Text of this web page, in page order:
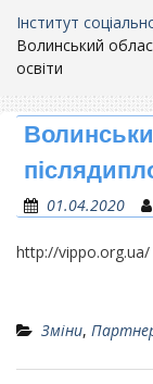
Інститут
Волинський
освіти
01.04.2020
http://vippo.org.ua/
Зміни,